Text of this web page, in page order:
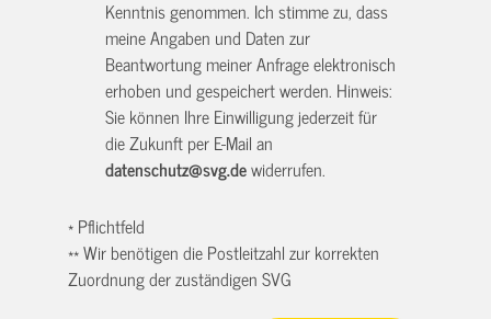
Kenntnis genommen. Ich stimme zu, dass
meine Angaben und Daten zur
Beantwortung meiner Anfrage elektronisch
erhoben und gespeichert werden. Hinweis:
Sie können Ihre Einwilligung jederzeit für
die Zukunft per E-Mail an
datenschutz@svg.dewiderrufen.
* Pflichtfeld
** Wir benötigen die Postleitzahl zur korrekten
Zuordnung der zuständigen SVG